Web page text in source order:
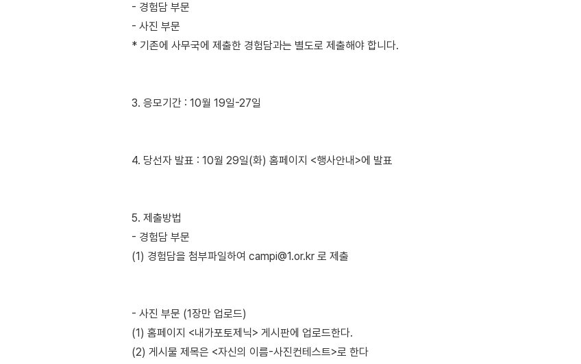
- 경험담 부문
- 사진 부문
* 기존에 사무국에 제출한 경험담과는 별도로 제출해야 합니다.
3. 응모기간 : 10월 19일-27일
4. 당선자 발표 : 10월 29일(화) 홈페이지 <행사안내>에 발표
5. 제출방법
- 경험담 부문
(1) 경험담을 첨부파일하여 campi@1.or.kr 로 제출
- 사진 부문 (1장만 업로드)
(1) 홈페이지 <내가포토제닉> 게시판에 업로드한다.
(2) 게시물 제목은 <자신의 이름-사진컨테스트>로 한다